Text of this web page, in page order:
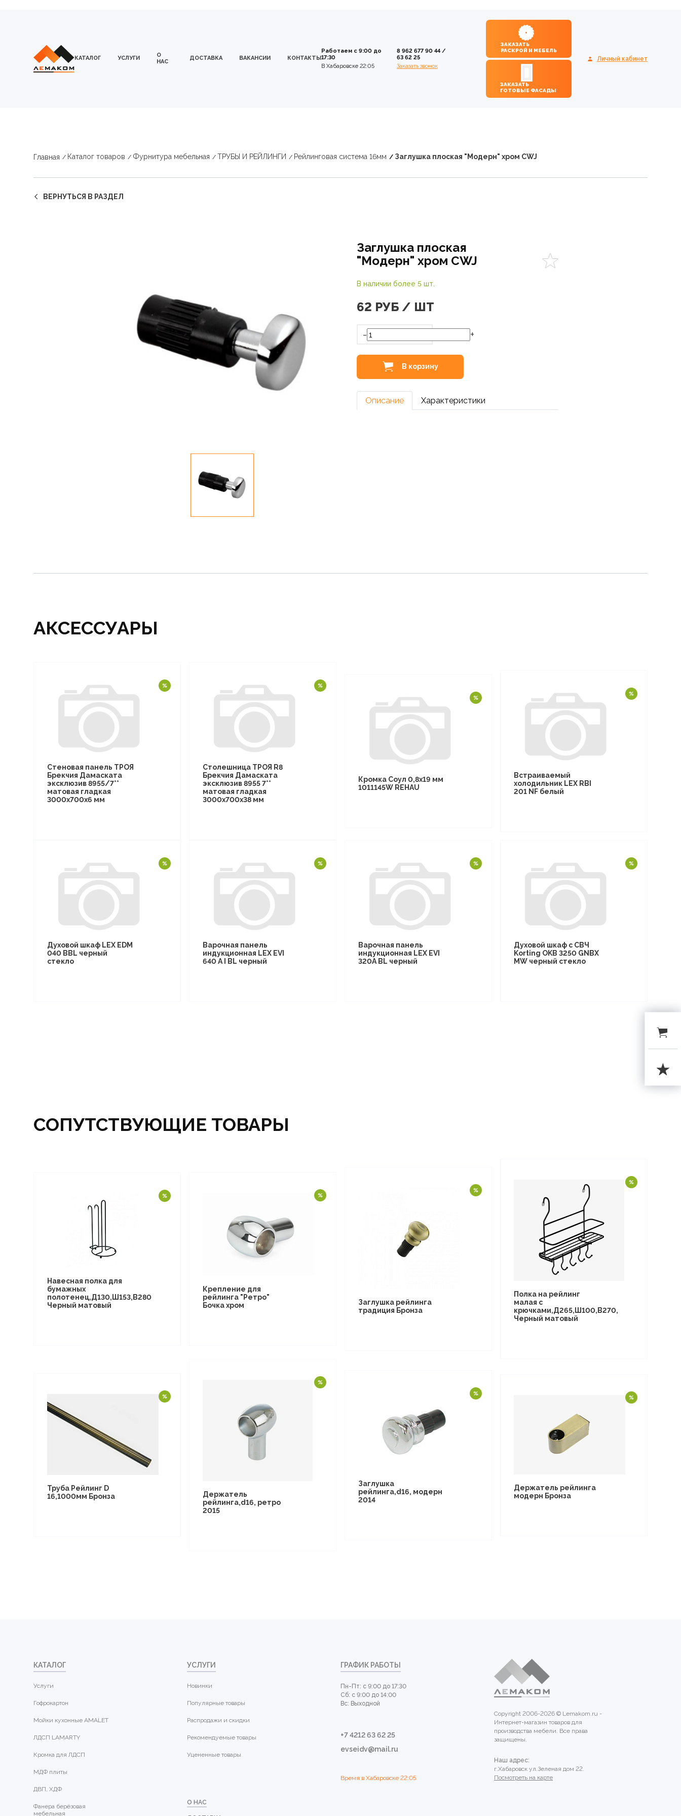
КАТАЛОГ УСЛУГИ
О
НАС
ДОСТАВКА ВАКАНСИИ КОНТАКТЫ
Работаем с 9:00 до
17:30
В Хабаровске 22:05
8 962 677 90 44/
63 62 25
Заказать звонок
ЗАКАЗАТЬ
РАСКРОЙ И МЕБЕЛЬ
ЗАКАЗАТЬ
ГОТОВЫЕ ФАСАДЫ
Личный кабинет
Главная Каталог товаров Фурнитура мебельная ТРУБЫ И РЕЙЛИНГИ Рейлинговая система 16мм Заглушка плоская "Модерн" хром CWJ
ВЕРНУТЬСЯ В РАЗДЕЛ
Заглушка плоская
"Модерн" хром CWJ
В наличии более 5 шт.
62 РУБ / ШТ
- +
В корзину
Описание Характеристики
АКСЕССУАРЫ
Стеновая панель ТРОЯ
Брекчия Дамаската
эксклюзив 8955/7**
матовая гладкая
3000х700х6 мм
Столешница ТРОЯ R8
Брекчия Дамаската
эксклюзив 8955 7**
матовая гладкая
3000х700х38 мм
Кромка Соул 0,8х19 мм
1011145W REHAU
Встраиваемый
холодильник LEX RBI
201 NF белый
Духовой шкаф LEX EDM
040 BBL черный
стекло
Варочная панель
индукционная LEX EVI
640 A I BL черный
Варочная панель
индукционная LEX EVI
320A BL черный
Духовой шкаф с СВЧ
Korting OKB 3250 GNBX
MW черный стекло
СОПУТСТВУЮЩИЕ ТОВАРЫ
Навесная полка для
бумажных
полотенец,Д130,Ш153,В280
Черный матовый
Крепление для
рейлинга "Ретро"
Бочка хром
Заглушка рейлинга
традиция Бронза
Полка на рейлинг
малая с
крючками,Д265,Ш100,В270,
Черный матовый
Труба Рейлинг D
16,1000мм Бронза
Держатель
рейлинга,d16, ретро
2015
Заглушка
рейлинга,d16, модерн
2014
Держатель рейлинга
модерн Бронза
КАТАЛОГ
Услуги
Гофрокартон
Мойки кухонные AMALET
ЛДСП LAMARTY
Кромка для ЛДСП
МДФ плиты
ДВП, ХДФ
Фанера берёзовая
мебельная
УСЛУГИ
Новинки
Популярные товары
Распродажи и скидки
Рекомендуемые товары
Уцененные товары
О НАС
ГРАФИК РАБОТЫ
Пн-Пт: с 9:00 до 17:30
Сб: с 9:00 до 14:00
Вс: Выходной
+7 4212 63 62 25
evseidv@mail.ru
Время в Хабаровске 22:05
Copyright 2006-2026 © Lemakom.ru -
Интернет-магазин товаров для
производства мебели. Все права
защищены.
Наш адрес:
г.Хабаровск ул.Зеленая дом 22.
Посмотреть на карте